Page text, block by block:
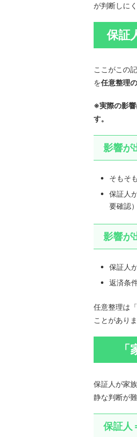
が判断しに
保証
ここがこの
を任意整理
※実際の影
す。
影響が
そもそも
保証人
要確認）
影響が
保証人
返済条
任意整理は
ことがあり
保証人が家
静な判断が
保証人